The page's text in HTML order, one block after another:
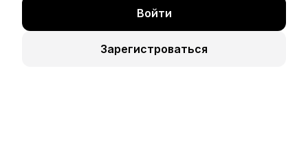
Войти
Зарегистроваться